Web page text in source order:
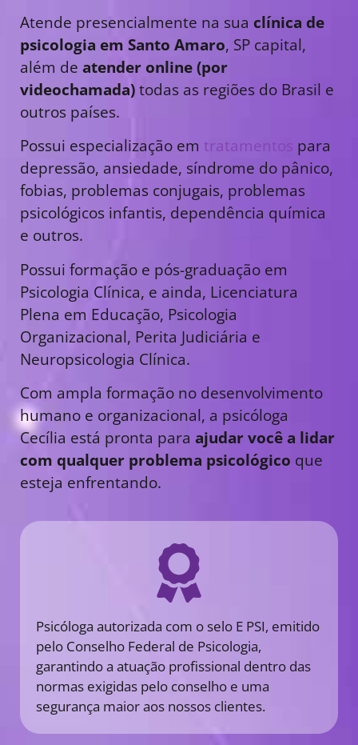
Atende presencialmente na sua clínica de
psicologia em Santo Amaro, SP capital,
além de atender online (por
videochamada)todas as regiões do Brasil e
outros países.
Possui especialização em tratamentos para
depressão, ansiedade, síndrome do pânico,
fobias, problemas conjugais, problemas
psicológicos infantis, dependência química
e outros.
Possui formação e pós-graduação em
Psicologia Clínica, e ainda, Licenciatura
Plena em Educação, Psicologia
Organizacional, Perita Judiciária e
Neuropsicologia Clínica.
Com ampla formação no desenvolvimento
humano e organizacional, a psicóloga
Cecília está pronta para ajudar você a lidar
com qualquer problema psicológico que
esteja enfrentando.
Psicóloga autorizada com o selo E PSI, emitido
pelo Conselho Federal de Psicologia,
garantindo a atuação profissional dentro das
normas exigidas pelo conselho e uma
segurança maior aos nossos clientes.